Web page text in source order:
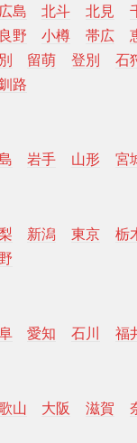
島 北斗 北見
野 小樽 帯広
留萌 登別 石
路
岩手 山形 宮
新潟 東京 栃
愛知 石川 福
山 大阪 滋賀